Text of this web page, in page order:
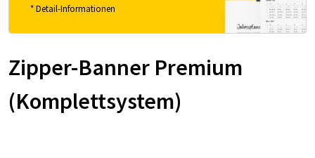
* Detail-Informationen
Zipper-Banner Premium
(Komplettsystem)